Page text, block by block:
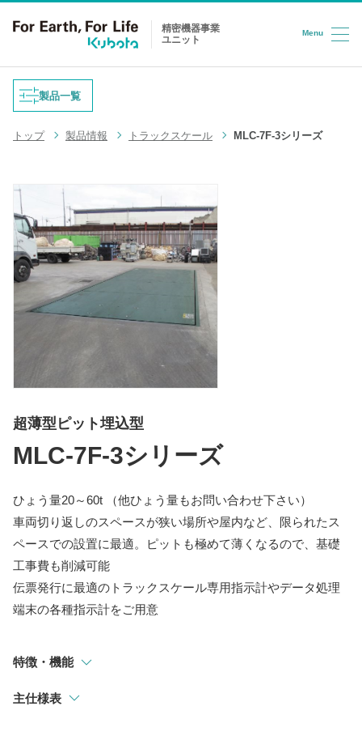
コンテンツへスキップ
精密機器事業
ユニット
Menu
製品一覧
重量式フィーダ
液体充填機
台はかり
LPG充填システム
ロードセル
選別・計測・監視システム
トラックスケール
トップ 製品情報 トラックスケール MLC-7F-3シリーズ
超薄型ピット埋込型
MLC-7F-3シリーズ
ひょう量20～60t （他ひょう量もお問い合わせ下さい）
車両切り返しのスペースが狭い場所や屋内など、限られたス
ペースでの設置に最適。ピットも極めて薄くなるので、基礎
工事費も削減可能
伝票発行に最適のトラックスケール専用指示計やデータ処理
端末の各種指示計をご用意
特徴・機能
主仕様表